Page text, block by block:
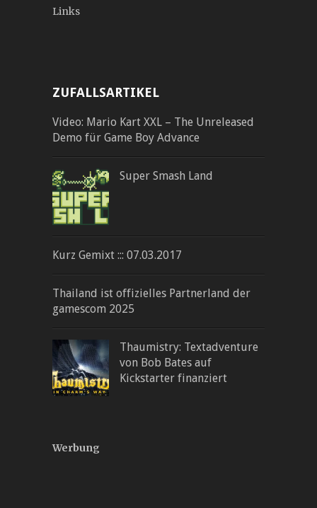
Links
ZUFALLSARTIKEL
Video: Mario Kart XXL – The Unreleased
Demo für Game Boy Advance
Super Smash Land
Kurz Gemixt ::: 07.03.2017
Thailand ist offizielles Partnerland der
gamescom 2025
Thaumistry: Textadventure
von Bob Bates auf
Kickstarter finanziert
Werbung